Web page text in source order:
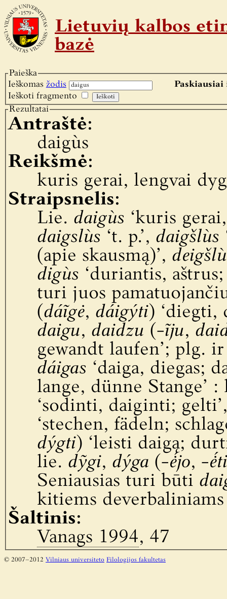
Lietuvių kalbos
bazė
Paieška
Ieškomas žodis
Ieškoti fragmento
Paskiausiai
Rezultatai
Antraštė:
daigùs
Reikšmė:
kuris gerai, lengvai
Straipsnelis:
Lie. daigùs ‘kuris
daigslùs ‘t. p.’, daigšlùs
(apie skausmą)’,
digùs ‘duriantis,
turi juos
( dáĩgė, dáigýti) ‘diegti,
daigu, daidzu (-ĩju,
gewandt laufen’; plg.
dáigas ‘daiga, diegas;
lange, dünne Stange’
‘sodinti, daiginti;
‘stechen, fädeln;
dýgti) ‘leisti daigą;
lie. dỹgi, dýga (-ė́jo, -ė́ti
Seniausias turi būti
kitiems deverbaliniams
Šaltinis:
Vanags 1994, 47
© 2007–2012 Vilniaus universiteto Filologijos fakultetas